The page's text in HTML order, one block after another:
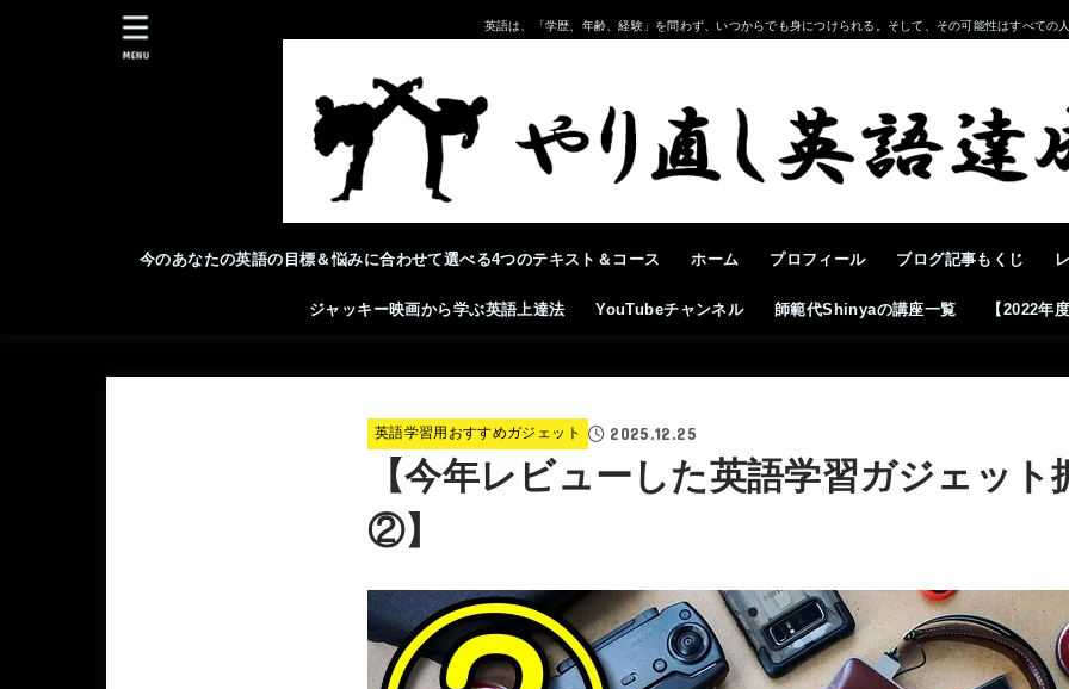
英語は、「学歴、年齢、経験」を問わず、いつからでも身につけられる。そして、その可能性はすべての人
今のあなたの英語の目標＆悩みに合わせて選べる4つのテキスト＆コース ホーム プロフィール ブログ記事もくじ
ジャッキー映画から学ぶ英語上達法 YouTubeチャンネル 師範代Shinyaの講座一覧 【2022年
MENU
英語学習用おすすめガジェット 2025.12.25
【今年レビューした英語学習ガジェット
②】